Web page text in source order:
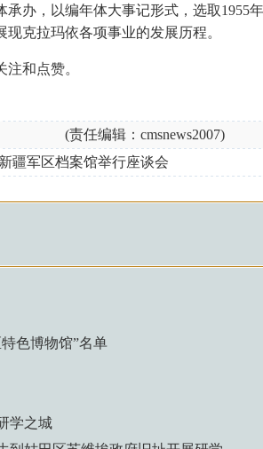
办，以编年体大事记形式，选取1955
克拉玛依各项事业的发展历程。
和点赞。
(责任编辑：cmsnews2007)
疆军区档案馆举行座谈会
色博物馆”名单
学之城